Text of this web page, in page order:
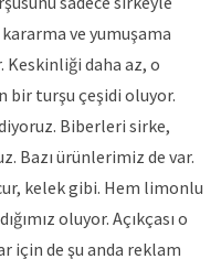
ve yumuşama
Keskinliği daha az, o
bir turşu çeşidi oluyor.
Biberleri sirke,
Bazı ürünlerimiz de var.
kelek gibi. Hem limonlu
oluyor. Açıkçası o
için de şu anda reklam